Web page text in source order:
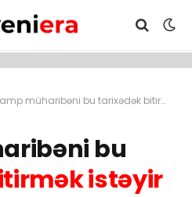
müharibəni bu tarixədək bitirmək istəyir
bu
istəyir